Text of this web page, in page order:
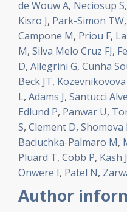
de Wouw A, Neciosup S,
Kisro J, Park-Simon TW,
Campone M, Priou F,
M, Silva Melo Cruz FJ,
D, Allegrini G, Cunha
Beck JT, Kozevnikovova
L, Adams J, Santucci
Edlund P, Panwar U,
S, Clement D, Shomova
Baciuchka-Palmaro M,
Pluard T, Cobb P, Kash J
Onwere I, Patel N,
Author